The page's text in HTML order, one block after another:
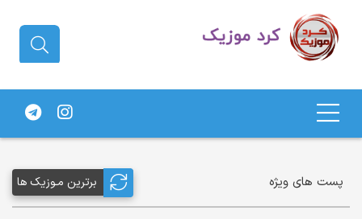
پست های ویژه برترین مـوزیک ها